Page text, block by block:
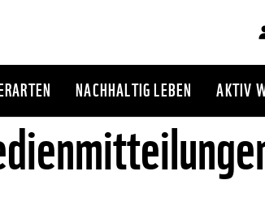
NACHHALTIG LEBEN AKTIV